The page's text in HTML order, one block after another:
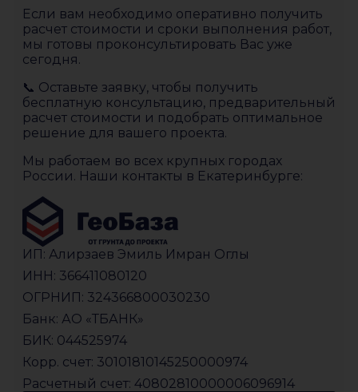
Если вам необходимо оперативно получить
расчет стоимости и сроки выполнения работ,
мы готовы проконсультировать Вас уже
сегодня.
📞 Оставьте заявку, чтобы получить
бесплатную консультацию, предварительный
расчет стоимости и подобрать оптимальное
решение для вашего проекта.
Мы работаем во всех крупных городах
России. Наши контакты в Екатеринбурге:
ИП: Алирзаев Эмиль Имран Оглы
ИНН: 366411080120
ОГРНИП: 324366800030230
Банк: АО «ТБАНК»
БИК: 044525974
Корр. счет: 30101810145250000974
Расчетный счет: 40802810000006096914